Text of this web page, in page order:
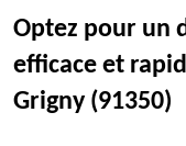
Optez pour un
efficace et
Grigny (91350)